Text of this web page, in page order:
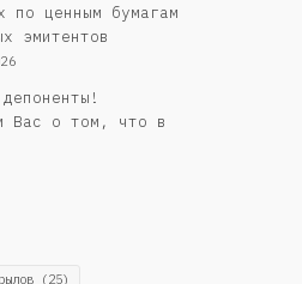
по ценным бумагам
эмитентов
Вас о том, что в
(25)